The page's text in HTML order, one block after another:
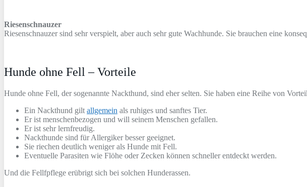
Riesenschnauzer
Riesenschnauzer sind sehr verspielt, aber auch sehr gute Wachhunde. Sie brauchen eine
Hunde ohne Fell – Vorteile
Hunde ohne Fell, der sogenannte Nackthund, sind eher selten. Sie haben eine Reihe von
Ein Nackthund gilt allgemein als ruhiges und sanftes Tier.
Er ist menschenbezogen und will seinem Menschen gefallen.
Er ist sehr lernfreudig.
Nackthunde sind für Allergiker besser geeignet.
Sie riechen deutlich weniger als Hunde mit Fell.
Eventuelle Parasiten wie Flöhe oder Zecken können schneller entdeckt werden.
Und die Fellfpflege erübrigt sich bei solchen Hunderassen.